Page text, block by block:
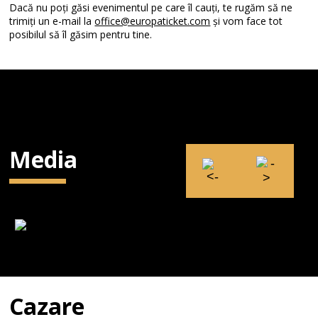
Dacă nu poți găsi evenimentul pe care îl cauți, te rugăm să ne
trimiți un e-mail laoffice@europaticket.com și vom face tot
posibilul să îl găsim pentru tine.
Media
Cazare